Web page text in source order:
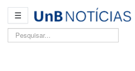
☰
Pesquisar...